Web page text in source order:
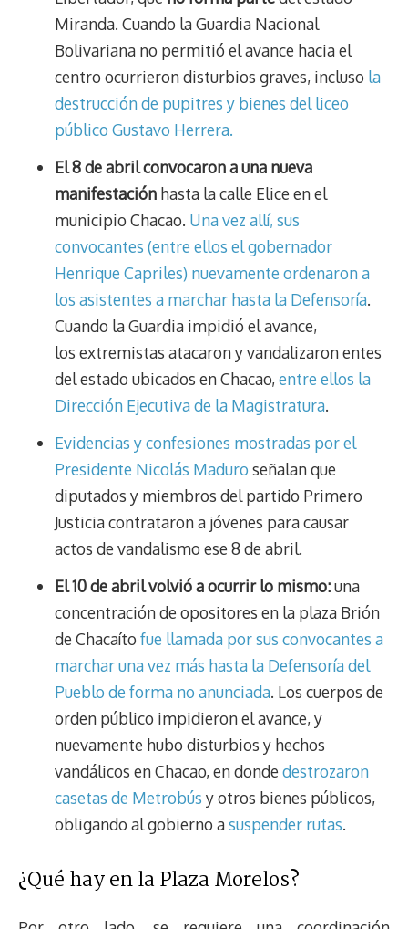
Miranda. Cuando la Guardia Nacional
Bolivariana no permitió el avance hacia el
centro ocurrieron disturbios graves, incluso la
destrucción de pupitres y bienes del liceo
público Gustavo Herrera.
El 8 de abril convocaron a una nueva
manifestación hasta la calle Elice en el
municipio Chacao. Una vez allí, sus
convocantes (entre ellos el gobernador
Henrique Capriles) nuevamente ordenaron a
los asistentes a marchar hasta la Defensoría.
Cuando la Guardia impidió el avance,
los extremistas atacaron y vandalizaron entes
del estado ubicados en Chacao,entre ellos la
Dirección Ejecutiva de la Magistratura.
Evidencias y confesiones mostradas por el
Presidente Nicolás Maduro señalan que
diputados y miembros del partido Primero
Justicia contrataron a jóvenes para causar
actos de vandalismo ese 8 de abril.
El 10 de abril volvió a ocurrir lo mismo:una
concentración de opositores en la plaza Brión
de Chacaíto fue llamada por sus convocantes a
marchar una vez más hasta la Defensoría del
Pueblo de forma no anunciada. Los cuerpos de
orden público impidieron el avance, y
nuevamente hubo disturbios y hechos
vandálicos en Chacao, en dondedestrozaron
casetas de Metrobús y otros bienes públicos,
obligando al gobierno asuspender rutas.
¿Qué hay en la Plaza Morelos?